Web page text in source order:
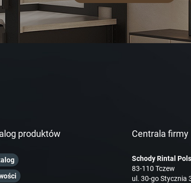
produktów Centrala firmy
Schody Rintal
83-110 Tczew
ul. 30-go Stycznia